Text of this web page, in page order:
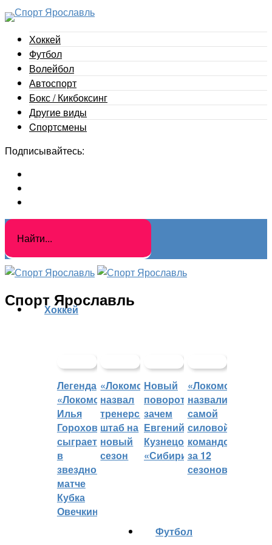
Хоккей
Футбол
Волейбол
Автоспорт
Бокс / Кикбоксинг
Другие виды
Cпортсмены
Подписывайтесь:
Спорт Ярославль
Хоккей
Легенда
«Локомотива»
Илья
Горохов
сыграет
в
звездном
матче
Кубка
Овечкина
«Локомотив»
назвал
тренерский
штаб на
новый
сезон
Новый
поворот:
зачем
Евгений
Кузнецов
«Сибири»?
«Локомотив»
назвали
самой
силовой
командой
за 12
сезонов
Футбол